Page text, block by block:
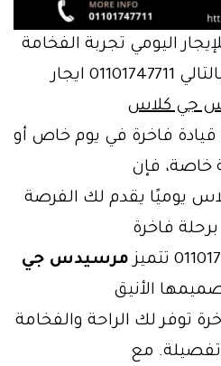
اليومي تجربة الفخامة
ايجار
جي كلاس
فاخرة في يوم خاص أو
خاصة، فإن
يوميًا يقدم لك الفرصة
فاخرة
مرسيدس جي
الأنيق
توفر لك الراحة والفخامة
مع